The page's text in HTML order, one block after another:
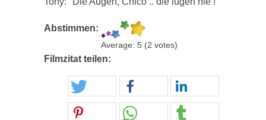
Abstimmen:
Average: 5 (2 votes)
Filmzitat teilen: